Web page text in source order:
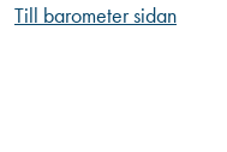
Till barometer sidan